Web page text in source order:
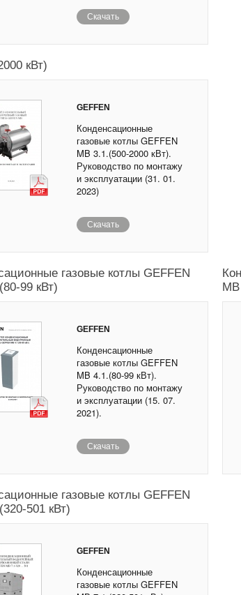
Скачать
кВт)
GEFFEN
Конденсационные
газовые котлы GEFFEN
MB 3.1.(500-2000 кВт).
Руководство по монтажу
и эксплуатации (31. 01.
2023)
Скачать
газовые котлы GEFFEN
99 кВт)
GEFFEN
Конденсационные
газовые котлы GEFFEN
MB 4.1.(80-99 кВт).
Руководство по монтажу
и эксплуатации (15. 07.
2021).
Скачать
газовые котлы GEFFEN
501 кВт)
GEFFEN
Конденсационные
газовые котлы GEFFEN